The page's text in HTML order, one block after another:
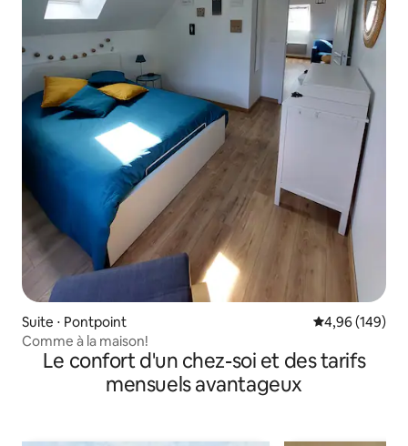
Suite ⋅ Pontpoint Évaluation
4,96 (149)
Comme à la maison!
Le confort d'un chez-soi et des tarifs
mensuels avantageux